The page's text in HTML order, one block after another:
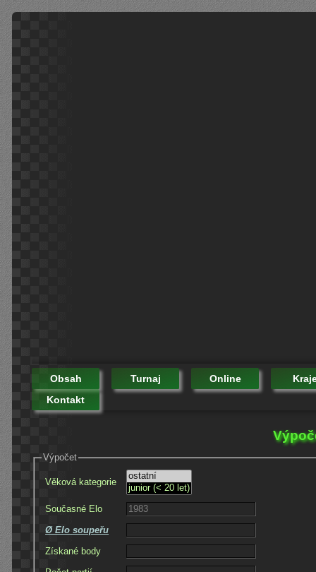
Obsah Turnaj Online
Kontakt
Výpočet
Věková kategorie
Současné Elo
Ø Elo soupeřu
Získané body